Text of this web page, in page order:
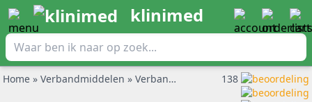
klinimed
Home » Verbandmiddelen » Verbandwatten en wattenbollen »
138